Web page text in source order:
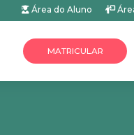
Área do Aluno
MATRICULAR